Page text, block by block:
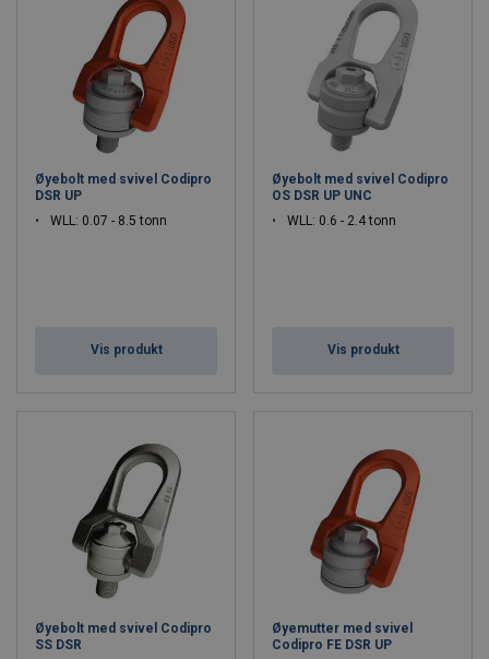
Øyebolt med svivel Codipro
DSR UP
WLL: 0.07 - 8.5 tonn
Vis produkt
Øyebolt med svivel Codipro
OS DSR UP UNC
WLL: 0.6 - 2.4 tonn
Vis produkt
Øyebolt med svivel Codipro
SS DSR
Øyemutter med svivel
Codipro FE DSR UP